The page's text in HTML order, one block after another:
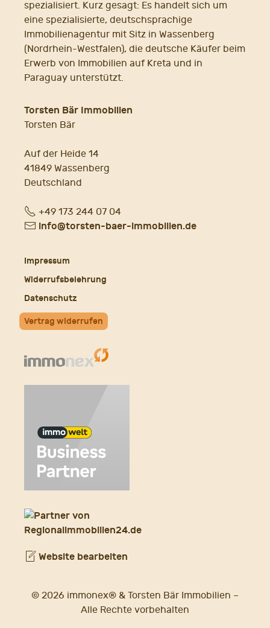
spezialisiert. Kurz gesagt: Es handelt sich um
eine spezialisierte, deutschsprachige
Immobilienagentur mit Sitz in Wassenberg
(Nordrhein-Westfalen), die deutsche Käufer beim
Erwerb von Immobilien auf Kreta und in
Paraguay unterstützt.
Torsten Bär Immobilien
Torsten Bär
Auf der Heide 14
41849 Wassenberg
Deutschland
Fon+49 173 244 07 04
E- info@torsten-baer-immobilien.de
Impressum
Widerrufsbelehrung
Datenschutz
Vertrag widerrufen
Website bearbeiten
© 2026 immonex® & Torsten Bär Immobilien –
Alle Rechte vorbehalten